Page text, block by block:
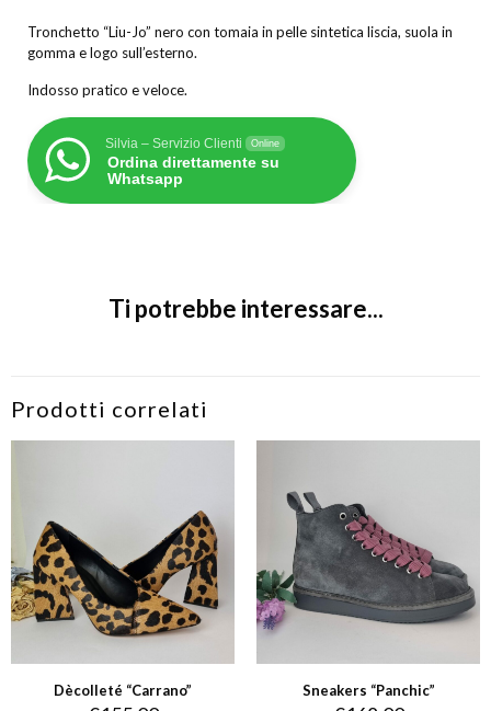
Tronchetto “Liu-Jo” nero con tomaia in pelle sintetica liscia, suola in
gomma e logo sull’esterno.
Indosso pratico e veloce.
Silvia – Servizio Clienti Online
Ordina direttamente su
Whatsapp
Ti potrebbe interessare...
Prodotti correlati
Dècolleté “Carrano” Sneakers “Panchic”